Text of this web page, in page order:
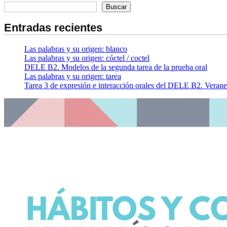
Buscar
Entradas recientes
Las palabras y su origen: blanco
Las palabras y su origen: cóctel / coctel
DELE B2. Modelos de la segunda tarea de la prueba oral
Las palabras y su origen: tarea
Tarea 3 de expresión e interacción orales del DELE B2.